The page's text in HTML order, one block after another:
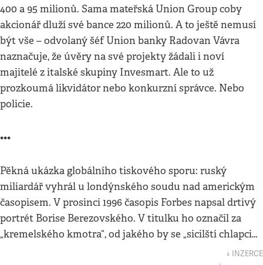
400 a 95 milionů. Sama mateřská Union Group coby
akcionář dluží své bance 220 milionů. A to ještě nemusí
být vše – odvolaný šéf Union banky Radovan Vávra
naznačuje, že úvěry na své projekty žádali i noví
majitelé z italské skupiny Invesmart. Ale to už
prozkoumá likvidátor nebo konkurzní správce. Nebo
policie.
•••
Pěkná ukázka globálního tiskového sporu: ruský
miliardář vyhrál u londýnského soudu nad americkým
časopisem. V prosinci 1996 časopis Forbes napsal drtivý
portrét Borise Berezovského. V titulku ho označil za
„kremelského kmotra“, od jakého by se „sicilští chlapci…
↓ INZERCE